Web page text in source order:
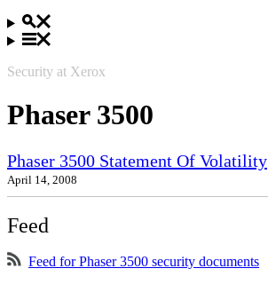
Security at Xerox
Phaser 3500
Phaser 3500 Statement Of Volatility
April 14, 2008
Feed
Feed for Phaser 3500 security documents